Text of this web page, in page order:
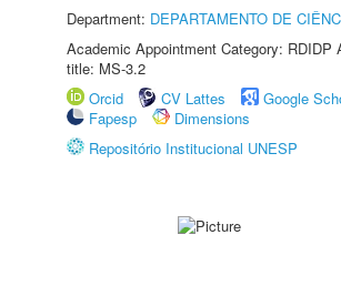
Department: DEPARTAMENTO DE
Academic Appointment Category: RDIDP
title: MS-3.2
Orcid
CV Lattes
Google
Fapesp
Dimensions
Repositório Institucional UNESP